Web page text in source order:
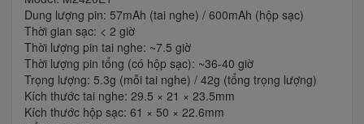
Dung lượng pin: 57mAh (tai nghe) / 600mAh (hộp sạc)
Thời gian sạc: < 2 giờ
Thời lượng pin tai nghe: ~7.5 giờ
Thời lượng pin tổng (có hộp sạc): ~36-40 giờ
Trọng lượng: 5.3g (mỗi tai nghe) / 42g (tổng trọng lượng)
Kích thước tai nghe: 29.5 × 21 × 23.5mm
Kích thước hộp sạc: 61 × 50 × 22.6mm